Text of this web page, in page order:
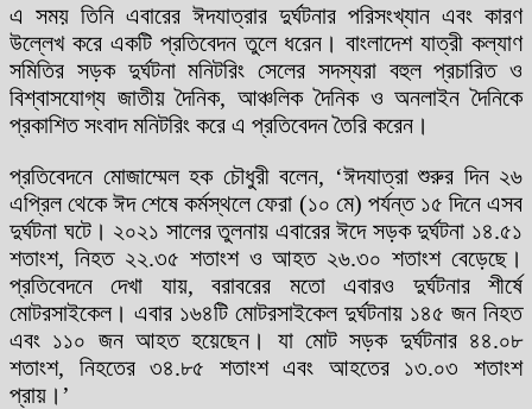
এ সময় তিনি এবারের ঈদযাত্রার দুর্ঘটনার পরিসংখ্যান এবং কারণ
উল্লেখ করে একটি প্রতিবেদন তুলে ধরেন। বাংলাদেশ যাত্রী কল্যাণ
সমিতির সড়ক দুর্ঘটনা মনিটরিং সেলের সদস্যরা বহুল প্রচারিত ও
বিশ্বাসযোগ্য জাতীয় দৈনিক, আঞ্চলিক দৈনিক ও অনলাইন দৈনিকে
প্রকাশিত সংবাদ মনিটরিং করে এ প্রতিবেদন তৈরি করেন।
প্রতিবেদনে মোজাম্মেল হক চৌধুরী বলেন, ‘ঈদযাত্রা শুরুর দিন ২৬
এপ্রিল থেকে ঈদ শেষে কর্মস্থলে ফেরা (১০ মে) পর্যন্ত ১৫ দিনে এসব
দুর্ঘটনা ঘটে। ২০২১ সালের তুলনায় এবারের ঈদে সড়ক দুর্ঘটনা ১৪.৫১
শতাংশ, নিহত ২২.৩৫ শতাংশ ও আহত ২৬.৩০ শতাংশ বেড়েছে।
প্রতিবেদনে দেখা যায়, বরাবরের মতো এবারও দুর্ঘটনার শীর্ষে
মোটরসাইকেল। এবার ১৬৪টি মোটরসাইকেল দুর্ঘটনায় ১৪৫ জন নিহত
এবং ১১০ জন আহত হয়েছেন। যা মোট সড়ক দুর্ঘটনার ৪৪.০৮
শতাংশ, নিহতের ৩৪.৮৫ শতাংশ এবং আহতের ১৩.০৩ শতাংশ
প্রায়।’